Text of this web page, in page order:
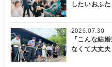
したいおふ
「こんな結
なくて大丈夫
2026.07.30